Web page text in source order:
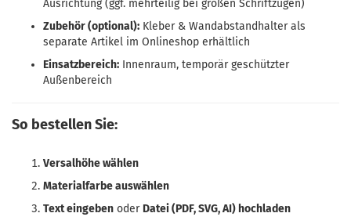
Ausrichtung (ggf. mehrteilig bei großen Schriftzügen)
Zubehör (optional): Kleber & Wandabstandhalter als
separate Artikel im Onlineshop erhältlich
Einsatzbereich: Innenraum, temporär geschützter
Außenbereich
So bestellen Sie:
Versalhöhe wählen
Materialfarbe auswählen
Text eingeben oder Datei (PDF, SVG, AI) hochladen